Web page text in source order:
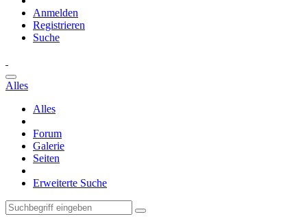
Anmelden
Registrieren
Suche
Alles
Alles
Forum
Galerie
Seiten
Erweiterte Suche